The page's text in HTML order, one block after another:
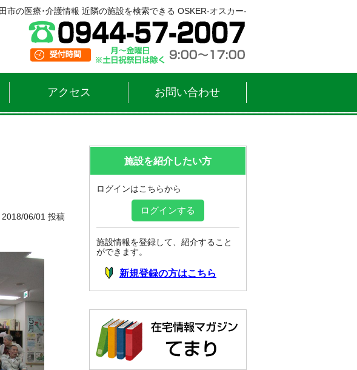
市の医療･介護情報 近隣の施設を検索できる OSKER-オスカー-
アクセス お問い合わせ
2018/06/01 投稿
施設を紹介したい方
ログインはこちらから
ログインする
施設情報を登録して、紹介すること
ができます。
新規登録の方はこちら